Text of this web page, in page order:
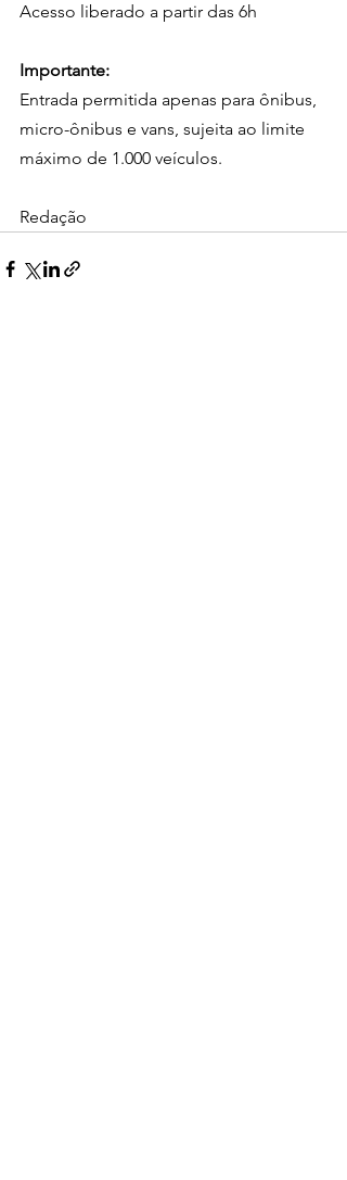
Acesso liberado a partir das 6h
Importante:
Entrada permitida apenas para ônibus,
micro-ônibus e vans, sujeita ao limite
máximo de 1.000 veículos.
Redação